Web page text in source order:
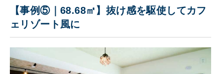
【事例⑤｜68.68㎡】抜け感を駆使してカフ
ェリゾート風に